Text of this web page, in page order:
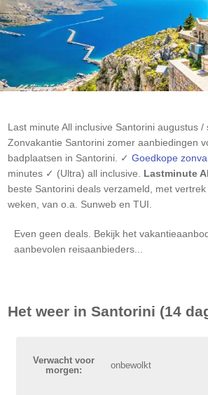
Last minute All inclusive Santorini augustus /
Zonvakantie Santorini zomer aanbiedingen
badplaatsen in Santorini . ✓ Goedkope
minutes ✓ (Ultra) all inclusive. Lastminute
beste Santorini deals verzameld, met
weken, van o.a. Sunweb en TUI.
Even geen deals. Bekijk het
aanbevolen reisaanbieders...
Het weer in Santorini (14
Verwacht voor
morgen:
onbewolkt